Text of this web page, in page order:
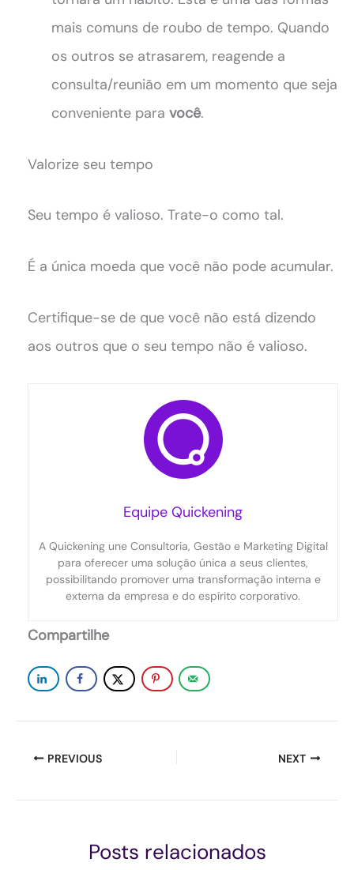
mais comuns de roubo de tempo. Quando
os outros se atrasarem, reagende a
consulta/reunião em um momento que seja
conveniente para você.
Valorize seu tempo
Seu tempo é valioso. Trate-o como tal.
É a única moeda que você não pode acumular.
Certifique-se de que você não está dizendo
aos outros que o seu tempo não é valioso.
Equipe Quickening
A Quickening une Consultoria, Gestão e Marketing Digital
para oferecer uma solução única a seus clientes,
possibilitando promover uma transformação interna e
externa da empresa e do espírito corporativo.
Compartilhe
PREVIOUS NEXT
Posts relacionados